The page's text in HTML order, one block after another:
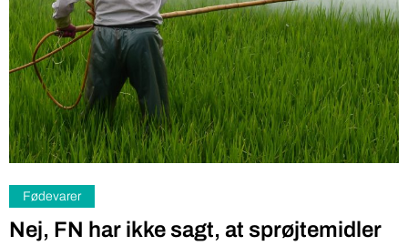
Fødevarer
Nej, FN har ikke sagt, at sprøjtemidler